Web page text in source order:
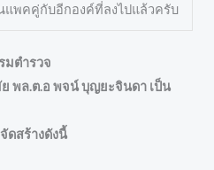
พคคู่กับอีกองค์ที่ลงไปแล้วครับ
มตำรวจ
พล.ต.อ พจน์ บุญยะจินดา เป็น
ดสร้างดังนี้